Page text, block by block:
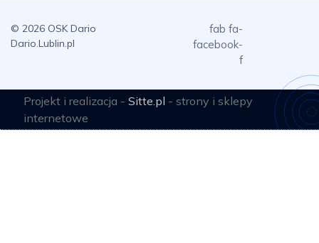
© 2026 OSK Dario
Dario.Lublin.pl
fab fa-
facebook-
f
Projekt i realizacja - Sitte.pl - strony i sklepy
internetowe